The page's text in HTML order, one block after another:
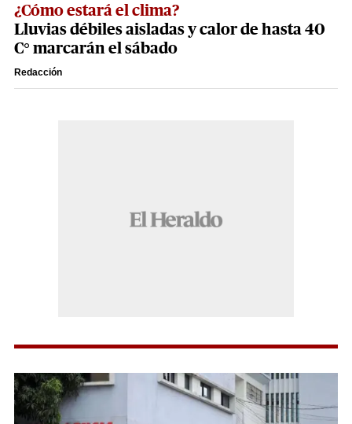
¿Cómo estará el clima?
Lluvias débiles aisladas y calor de hasta 40
C° marcarán el sábado
Redacción